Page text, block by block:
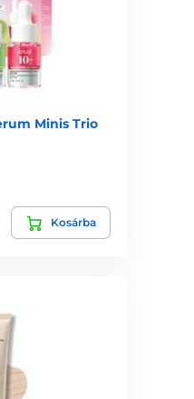
Minis Trio
Kosárba